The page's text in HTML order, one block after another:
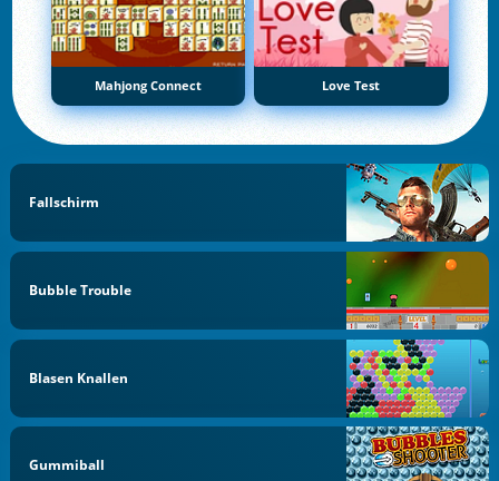
Mahjong Connect Love Test
Fallschirm
Bubble Trouble
Blasen Knallen
Gummiball